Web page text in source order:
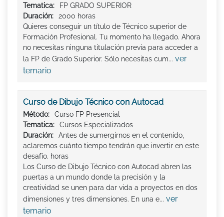
Tematica:
FP GRADO SUPERIOR
Duración:
2000 horas
Quieres conseguir un título de Técnico superior de
Formación Profesional. Tu momento ha llegado. Ahora
no necesitas ninguna titulación previa para acceder a
la FP de Grado Superior. Sólo necesitas cum... ver
temario
Curso de Dibujo Técnico con Autocad
Método:
Curso FP Presencial
Tematica:
Cursos Especializados
Duración:
Antes de sumergirnos en el contenido,
aclaremos cuánto tiempo tendrán que invertir en este
desafío. horas
Los Curso de Dibujo Técnico con Autocad abren las
puertas a un mundo donde la precisión y la
creatividad se unen para dar vida a proyectos en dos
dimensiones y tres dimensiones. En una e... ver
temario